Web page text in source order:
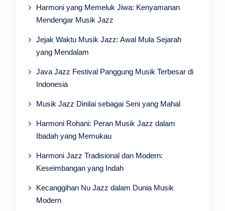
Harmoni yang Memeluk Jiwa: Kenyamanan
Mendengar Musik Jazz
Jejak Waktu Musik Jazz: Awal Mula Sejarah
yang Mendalam
Java Jazz Festival Panggung Musik Terbesar di
Indonesia
Musik Jazz Dinilai sebagai Seni yang Mahal
Harmoni Rohani: Peran Musik Jazz dalam
Ibadah yang Memukau
Harmoni Jazz Tradisional dan Modern:
Keseimbangan yang Indah
Kecanggihan Nu Jazz dalam Dunia Musik
Modern